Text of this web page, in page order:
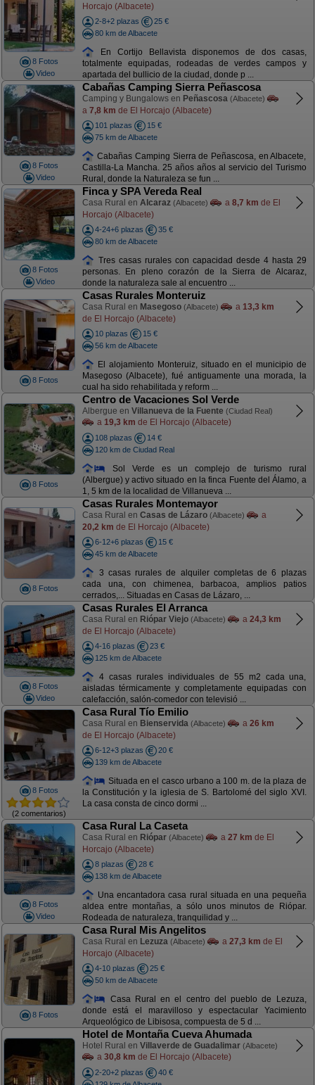
8 Fotos
Video
Horcajo (Albacete)
2-8+2 plazas
25 €
80 km de Albacete
En Cortijo Bellavista disponemos de dos casas,
totalmente equipadas, rodeadas de verdes campos y
apartada del bullicio de la ciudad, donde p ...
8 Fotos
Video
Cabañas Camping Sierra Peñascosa
Camping y Bungalows en Peñascosa (Albacete)
a 7,8 km de El Horcajo (Albacete)
101 plazas
15 €
75 km de Albacete
Cabañas Camping Sierra de Peñascosa, en Albacete,
Castilla-La Mancha. 25 años años al servicio del Turismo
Rural, donde la Naturaleza se fun ...
8 Fotos
Video
Finca y SPA Vereda Real
Casa Rural en Alcaraz (Albacete) a 8,7 km de El
Horcajo (Albacete)
4-24+6 plazas
35 €
80 km de Albacete
Tres casas rurales con capacidad desde 4 hasta 29
personas. En pleno corazón de la Sierra de Alcaraz,
donde la naturaleza sale al encuentro ...
8 Fotos
Casas Rurales Monteruiz
Casa Rural en Masegoso (Albacete) a 13,3 km
de El Horcajo (Albacete)
10 plazas
15 €
56 km de Albacete
El alojamiento Monteruiz, situado en el municipio de
Masegoso (Albacete), fué antiguamente una morada, la
cual ha sido rehabilitada y reform ...
8 Fotos
Centro de Vacaciones Sol Verde
Albergue en Villanueva de la Fuente (Ciudad Real)
a 19,3 km de El Horcajo (Albacete)
108 plazas
14 €
120 km de Ciudad Real
Sol Verde es un complejo de turismo rural
(Albergue) y activo situado en la finca Fuente del Álamo, a
1, 5 km de la localidad de Villanueva ...
8 Fotos
Casas Rurales Montemayor
Casa Rural en Casas de Lázaro (Albacete)
a
20,2 km de El Horcajo (Albacete)
6-12+6 plazas
15 €
45 km de Albacete
3 casas rurales de alquiler completas de 6 plazas
cada una, con chimenea, barbacoa, amplios patios
cerrados,... Situadas en Casas de Lázaro, ...
8 Fotos
Video
Casas Rurales El Arranca
Casa Rural en Riópar Viejo (Albacete) a 24,3 km
de El Horcajo (Albacete)
4-16 plazas
23 €
125 km de Albacete
4 casas rurales individuales de 55 m2 cada una,
aisladas térmicamente y completamente equipadas con
calefacción, salón-comedor con televisió ...
8 Fotos
(2 comentarios)
Casa Rural Tío Emilio
Casa Rural en Bienservida (Albacete) a 26 km
de El Horcajo (Albacete)
6-12+3 plazas
20 €
139 km de Albacete
Situada en el casco urbano a 100 m. de la plaza de
la Constitución y la iglesia de S. Bartolomé del siglo XVI.
La casa consta de cinco dormi ...
8 Fotos
Video
Casa Rural La Caseta
Casa Rural en Riópar (Albacete) a 27 km de El
Horcajo (Albacete)
8 plazas
28 €
138 km de Albacete
Una encantadora casa rural situada en una pequeña
aldea entre montañas, a sólo unos minutos de Riópar.
Rodeada de naturaleza, tranquilidad y ...
8 Fotos
Casa Rural Mis Angelitos
Casa Rural en Lezuza (Albacete) a 27,3 km de El
Horcajo (Albacete)
4-10 plazas
25 €
50 km de Albacete
Casa Rural en el centro del pueblo de Lezuza,
donde está el maravilloso y espectacular Yacimiento
Arqueológico de Libisosa, compuesta de 5 d ...
Hotel de Montaña Cueva Ahumada
Hotel Rural en Villaverde de Guadalimar (Albacete)
a 30,8 km de El Horcajo (Albacete)
2-20+2 plazas
40 €